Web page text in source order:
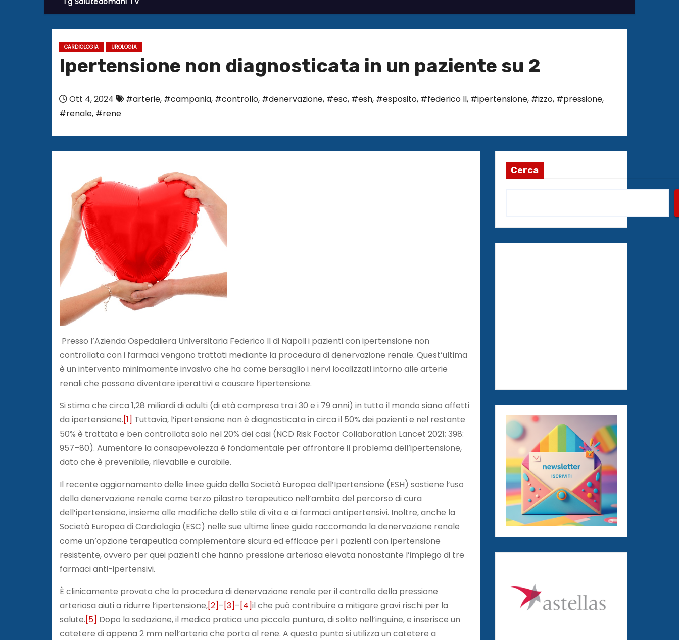
CARDIOLOGIA UROLOGIA
Ipertensione non diagnosticata in un paziente su 2
Ott 4, 2024 #arterie, #campania, #controllo, #denervazione, #esc, #esh, #esposito, #federico II, #ipertensione, #izzo, #pressione,
#renale, #rene
Presso l’Azienda Ospedaliera Universitaria Federico II di Napoli i pazienti con ipertensione non
controllata con i farmaci vengono trattati mediante la procedura di denervazione renale. Quest’ultima
è un intervento minimamente invasivo che ha come bersaglio i nervi localizzati intorno alle arterie
renali che possono diventare iperattivi e causare l’ipertensione.
Si stima che circa 1,28 miliardi di adulti (di età compresa tra i 30 e i 79 anni) in tutto il mondo siano affetti
da ipertensione.[1] Tuttavia, l’ipertensione non è diagnosticata in circa il 50% dei pazienti e nel restante
50% è trattata e ben controllata solo nel 20% dei casi (NCD Risk Factor Collaboration Lancet 2021; 398:
957–80). Aumentare la consapevolezza è fondamentale per affrontare il problema dell’ipertensione,
dato che è prevenibile, rilevabile e curabile.
Il recente aggiornamento delle linee guida della Società Europea dell’Ipertensione (ESH) sostiene l’uso
della denervazione renale come terzo pilastro terapeutico nell’ambito del percorso di cura
dell’ipertensione, insieme alle modifiche dello stile di vita e ai farmaci antipertensivi. Inoltre, anche la
Società Europea di Cardiologia (ESC) nelle sue ultime linee guida raccomanda la denervazione renale
come un’opzione terapeutica complementare sicura ed efficace per i pazienti con ipertensione
resistente, ovvero per quei pazienti che hanno pressione arteriosa elevata nonostante l’impiego di tre
farmaci anti-ipertensivi.
È clinicamente provato che la procedura di denervazione renale per il controllo della pressione
arteriosa aiuti a ridurre l’ipertensione,[2]–[3]–[4]il che può contribuire a mitigare gravi rischi per la
salute.[5] Dopo la sedazione, il medico pratica una piccola puntura, di solito nell’inguine, e inserisce un
catetere di appena 2 mm nell’arteria che porta al rene. A questo punto si utilizza un catetere a
Cerca